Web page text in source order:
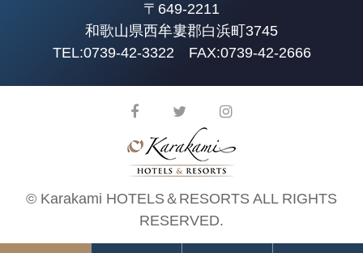
〒649-2211
和歌山県西牟婁郡白浜町3745
TEL:0739-42-3322FAX:0739-42-2666
© Karakami HOTELS＆RESORTS ALL RIGHTS
RESERVED.